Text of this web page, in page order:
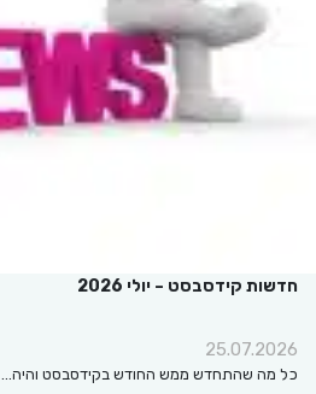
חדשות קידסבסט – יולי 2026
25.07.2026
כל מה שהתחדש ממש החודש בקידסבסט והיה…